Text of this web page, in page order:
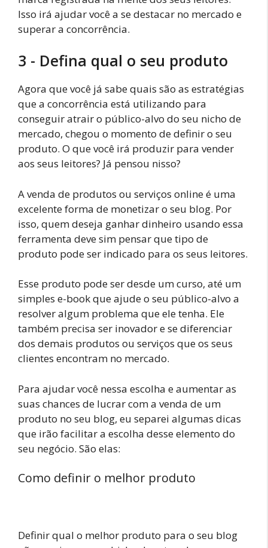
Isso irá ajudar você a se destacar no mercado e
superar a concorrência.
3 - Defina qual o seu produto
Agora que você já sabe quais são as estratégias
que a concorrência está utilizando para
conseguir atrair o público-alvo do seu nicho de
mercado, chegou o momento de definir o seu
produto. O que você irá produzir para vender
aos seus leitores? Já pensou nisso?
A venda de produtos ou serviços online é uma
excelente forma de monetizar o seu blog. Por
isso, quem deseja ganhar dinheiro usando essa
ferramenta deve sim pensar que tipo de
produto pode ser indicado para os seus leitores.
Esse produto pode ser desde um curso, até um
simples e-book que ajude o seu público-alvo a
resolver algum problema que ele tenha. Ele
também precisa ser inovador e se diferenciar
dos demais produtos ou serviços que os seus
clientes encontram no mercado.
Para ajudar você nessa escolha e aumentar as
suas chances de lucrar com a venda de um
produto no seu blog, eu separei algumas dicas
que irão facilitar a escolha desse elemento do
seu negócio. São elas:
Como definir o melhor produto
Definir qual o melhor produto para o seu blog